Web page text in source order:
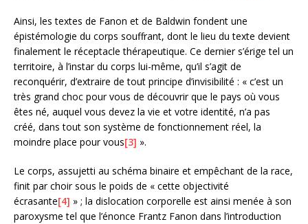
Ainsi, les textes de Fanon et de Baldwin fondent une
épistémologie du corps souffrant, dont le lieu du texte devient
finalement le réceptacle thérapeutique. Ce dernier s’érige tel un
territoire, à l’instar du corps lui-même, qu’il s’agit de
reconquérir, d’extraire de tout principe d’invisibilité : « c’est un
très grand choc pour vous de découvrir que le pays où vous
êtes né, auquel vous devez la vie et votre identité, n’a pas
créé, dans tout son système de fonctionnement réel, la
moindre place pour vous[3] ».
Le corps, assujetti au schéma binaire et empêchant de la race,
finit par choir sous le poids de « cette objectivité
écrasante[4] » ; la dislocation corporelle est ainsi menée à son
paroxysme tel que l’énonce Frantz Fanon dans l’introduction